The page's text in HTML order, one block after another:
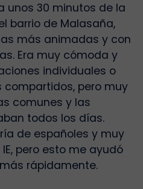
unos 30 minutos de la
barrio de Malasaña,
más animadas y con
Era muy cómoda y
individuales o
compartidos, pero muy
comunes y las
todos los días.
de españoles y muy
pero esto me ayudó
rápidamente.